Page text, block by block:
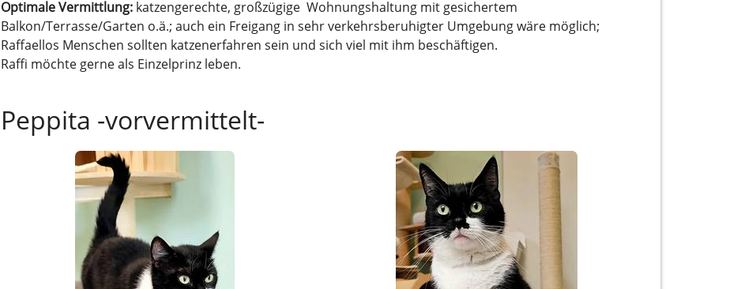
Optimale Vermittlung: katzengerechte, großzügige Wohnungshaltung mit gesichertem
Balkon/Terrasse/Garten o.ä.; auch ein Freigang in sehr verkehrsberuhigter Umgebung wäre möglich;
Raffaellos Menschen sollten katzenerfahren sein und sich viel mit ihm beschäftigen.
Raffi möchte gerne als Einzelprinz leben.
Peppita -vorvermittelt-